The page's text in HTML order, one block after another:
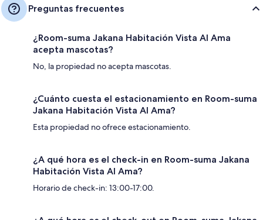
Preguntas frecuentes
¿Room-suma Jakana Habitación Vista Al Ama
acepta mascotas?
No, la propiedad no acepta mascotas.
¿Cuánto cuesta el estacionamiento en Room-suma
Jakana Habitación Vista Al Ama?
Esta propiedad no ofrece estacionamiento.
¿A qué hora es el check-in en Room-suma Jakana
Habitación Vista Al Ama?
Horario de check-in: 13:00-17:00.